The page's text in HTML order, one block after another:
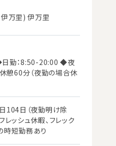
万里) 伊万里
勤：8:50-20:00 ◆夜
60分（夜勤の場合休
日（夜勤明け除
ッシュ休暇、フレック
時短勤務あり